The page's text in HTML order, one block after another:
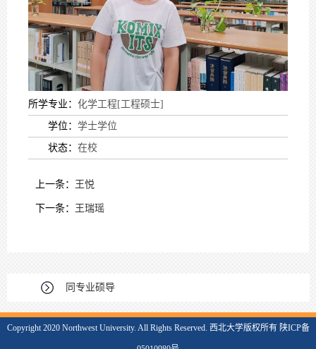
所学专业： 化学工程[工程硕士]
学位： 学士学位
状态： 在校
上一条： 王悦
下一条： 王瑞瑶
同专业硕导
Copyright 2020 Northwest University. All Rights Reserved. 西北大学版权所有 陕ICP备